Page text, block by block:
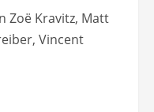
Zoë Kravitz, Matt
Vincent